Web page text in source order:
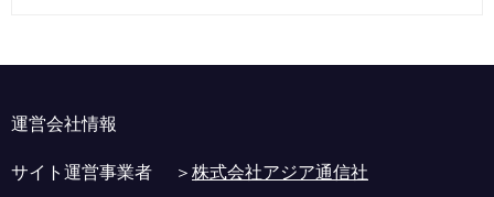
運営会社情報
サイト運営事業者 ＞株式会社アジア通信社